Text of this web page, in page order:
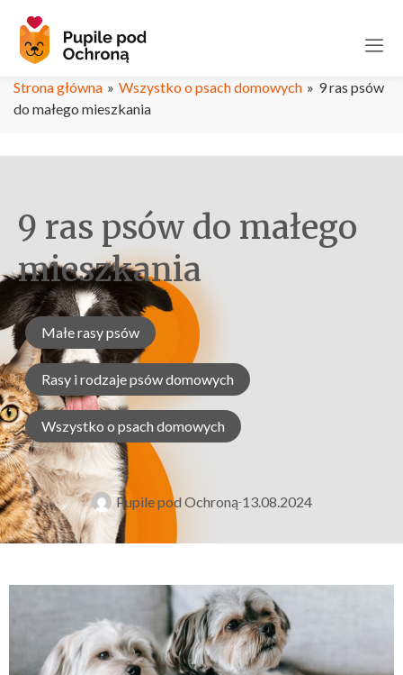
Strona główna » Wszystko o psach domowych » 9 ras psów
do małego mieszkania
9 ras psów do małego
mieszkania
Małe rasy psów
Rasy i rodzaje psów domowych
Wszystko o psach domowych
Pupile pod Ochroną 13.08.2024